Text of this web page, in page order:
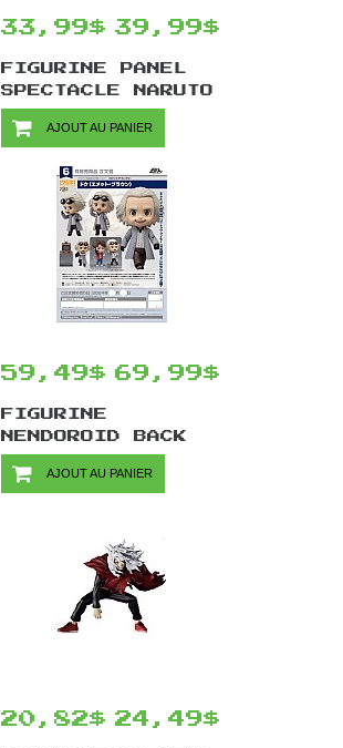
33,99$ 39,99$
FIGURINE PANEL
SPECTACLE NARUTO
SHIPPUDEN PAR
BANPRESTO -
AJOUT AU PANIER
59,49$ 69,99$
FIGURINE
NENDOROID BACK
TO THE FUTURE
#2363 PAR GOOD
AJOUT AU PANIER
20,82$ 24,49$